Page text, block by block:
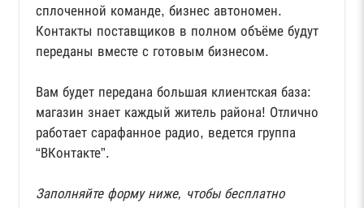
сплоченной команде, бизнес автономен.
Контакты поставщиков в полном объёме будут
переданы вместе с готовым бизнесом.
Вам будет передана большая клиентская база:
магазин знает каждый житель района! Отлично
работает сарафанное радио, ведется группа
“ВКонтакте”.
Заполняйте форму ниже, чтобы бесплатно